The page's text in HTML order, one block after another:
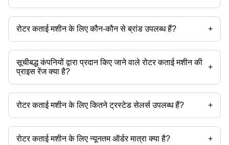
रोटर कताई मशीन के लिए कौन-कौन से ब्रांड उपलब्ध हैं? +
उपलब्ध ब्रांड हैं -
सूचीबद्ध कंपनियों द्वारा प्रदान किए जाने वाले रोटर कताई मशीन की
प्राइस रेंज क्या है?
+
रोटर कताई मशीन की प्राइस रेंज है -
कंपनी का नाम मुद्रा प्रोडक्ट का नाम
रोटर कताई मशीन के लिए कितने ट्रस्टेड सेलर्स उपलब्ध हैं? +
रोटर कताई मशीन के ट्रस्टेड सेलर्स हैं:
राज इंडस्ट्रीज
लीलावती ऑटोमेशन पवत. ल्टड.
रोटर कताई मशीन के लिए न्यूनतम ऑर्डर मात्रा क्या है? +